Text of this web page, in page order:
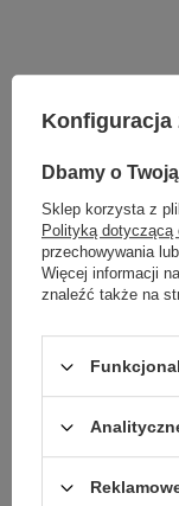
Szukasz
ofercie?
Jeśli nie znalazłeś w
naszym sklepie,
przesłać nam opis
byćzalogowany.
Konfiguracja
Dbamy o
Sklep korzysta z
Polityką dotyczącą
przechowywania
Więcej informacji
znaleźć także na